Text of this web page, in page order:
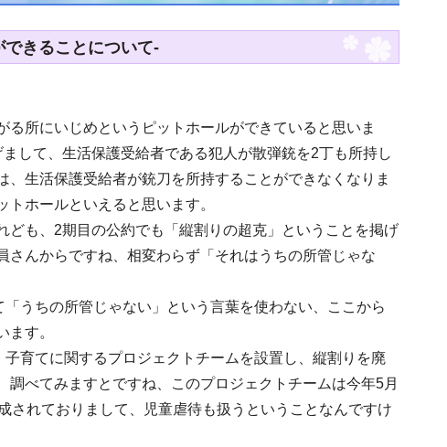
きることについて-
所にいじめというピットホールができていると思いま
して、生活保護受給者である犯人が散弾銃を2丁も所持し
生活保護受給者が銃刀を所持することができなくなりま
ホールといえると思います。
も、2期目の公約でも「縦割りの超克」ということを掲げ
んからですね、相変わらず「それはうちの所管じゃな
うちの所管じゃない」という言葉を使わない、ここから
す。
育てに関するプロジェクトチームを設置し、縦割りを廃
べてみますとですね、このプロジェクトチームは今年5月
れておりまして、児童虐待も扱うということなんですけ